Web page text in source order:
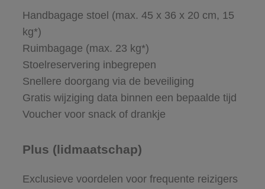
Handbagage stoel (max. 45 x 36 x 20 cm, 15
kg*)
Ruimbagage (max. 23 kg*)
Stoelreservering inbegrepen
Snellere doorgang via de beveiliging
Gratis wijziging data binnen een bepaalde tijd
Voucher voor snack of drankje
Plus (lidmaatschap)
Exclusieve voordelen voor frequente reizigers